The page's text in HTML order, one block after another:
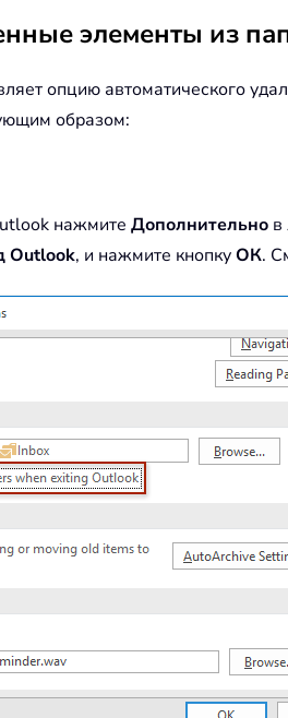
элементы из
опцию автоматического
образом:
нажмите Дополнительно в
Outlook, и нажмите кнопкуОК.